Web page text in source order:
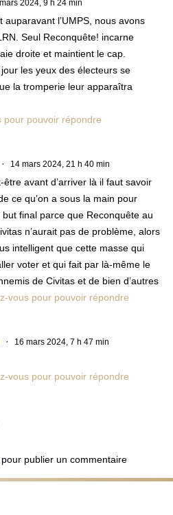
2024, 9 h 24 min
auparavant l’UMPS, nous avons
Seul Reconquête! incarne
droite et maintient le cap.
jour les yeux des électeurs se
la tromperie leur apparaîtra
pour pouvoir répondre
14 mars 2024, 21 h 40 min
être avant d’arriver là il faut savoir
ce qu’on a sous la main pour
final parce que Reconquête au
n’aurait pas de problème, alors
intelligent que cette masse qui
voter et qui fait par là-même le
de Civitas et de bien d’autres
vous pour pouvoir répondre
16 mars 2024, 7 h 47 min
vous pour pouvoir répondre
pour publier un commentaire